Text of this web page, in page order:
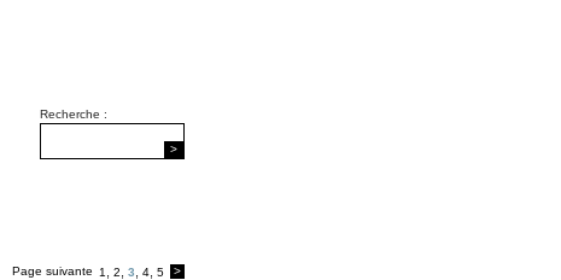
Recherche :
>
Page suivante 1 2 3 4 5 >